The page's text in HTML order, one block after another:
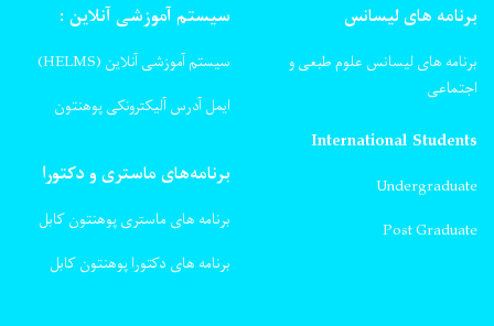
برنامه های لیسانس
برنامه های لیسانس علوم طبعی و
اجتماعی
سیستم آموزشی آنلاین :
سیستم آموزشی آنلاین (HELMS)
ایمل آدرس آلیکترونکی پوهنتون
International Students
Undergraduate
Post Graduate
برنامه‌های ماستری و دکتورا
برنامه های ماستری پوهنتون کابل
برنامه های دکتورا پوهنتون کابل